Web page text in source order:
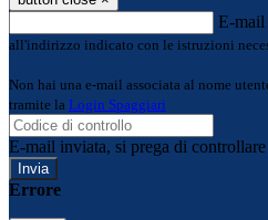
E-mail
all'indirizzo indicato con le istruzioni
Non hai una e-mail associata al nome
tramite la Login Spaggiari
E-mail inviata, si prega di
Errore